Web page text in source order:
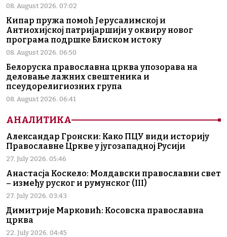
08. August 2026. 07:02
Кипар пружа помоћ Јерусалимској и
Антиохијској патријаршији у оквиру новог
програма подршке Блиском истоку
08. August 2026. 06:50
Белоруска православна црква упозорава на
деловање лажних свештеника и
псеудорелигиозних група
08. August 2026. 06:41
АНАЛИТИКА
Александар Гронски: Како ПЦУ види историју
Православне Цркве у југозападној Русији
27. July 2026. 05:46
Анастасја Коскело: Молдавски православни свет
– између руског и румунског (III)
27. July 2026. 03:43
Димитрије Марковић: Косовска православна
црква
22. July 2026. 04:45